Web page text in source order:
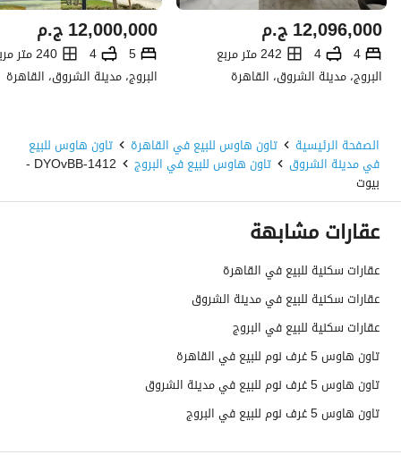
ج.م12,096,000
4
4
242 متر مربع
البروج، مدينة الشروق، القاهرة
ج.م12,000,000
5
4
240 متر مربع
البروج، مدينة الشروق، القاهرة
الصفحة الرئيسية تاون هاوس للبيع في القاهرة تاون هاوس للبيع
في مدينة الشروق تاون هاوس للبيع في البروج 1412-DYOvBB -
بيوت
عقارات مشابهة
عقارات سكنية للبيع في القاهرة
عقارات سكنية للبيع في مدينة الشروق
عقارات سكنية للبيع في البروج
تاون هاوس 5 غرف نوم للبيع في القاهرة
تاون هاوس 5 غرف نوم للبيع في مدينة الشروق
تاون هاوس 5 غرف نوم للبيع في البروج